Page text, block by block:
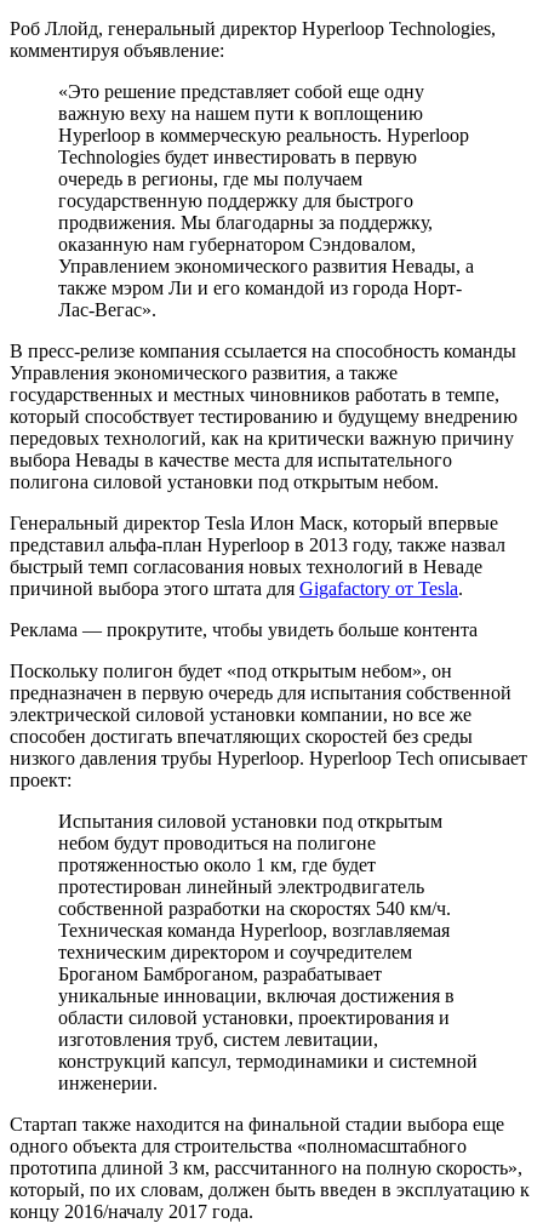
Роб Ллойд, генеральный директор Hyperloop Technologies,
комментируя объявление:
«Это решение представляет собой еще одну
важную веху на нашем пути к воплощению
Hyperloop в коммерческую реальность. Hyperloop
Technologies будет инвестировать в первую
очередь в регионы, где мы получаем
государственную поддержку для быстрого
продвижения. Мы благодарны за поддержку,
оказанную нам губернатором Сэндовалом,
Управлением экономического развития Невады, а
также мэром Ли и его командой из города Норт-
Лас-Вегас».
В пресс-релизе компания ссылается на способность команды
Управления экономического развития, а также
государственных и местных чиновников работать в темпе,
который способствует тестированию и будущему внедрению
передовых технологий, как на критически важную причину
выбора Невады в качестве места для испытательного
полигона силовой установки под открытым небом.
Генеральный директор Tesla Илон Маск, который впервые
представил альфа-план Hyperloop в 2013 году, также назвал
быстрый темп согласования новых технологий в Неваде
причиной выбора этого штата для Gigafactory от Tesla.
Реклама — прокрутите, чтобы увидеть больше контента
Поскольку полигон будет «под открытым небом», он
предназначен в первую очередь для испытания собственной
электрической силовой установки компании, но все же
способен достигать впечатляющих скоростей без среды
низкого давления трубы Hyperloop. Hyperloop Tech описывает
проект:
Испытания силовой установки под открытым
небом будут проводиться на полигоне
протяженностью около 1 км, где будет
протестирован линейный электродвигатель
собственной разработки на скоростях 540 км/ч.
Техническая команда Hyperloop, возглавляемая
техническим директором и соучредителем
Броганом Бамброганом, разрабатывает
уникальные инновации, включая достижения в
области силовой установки, проектирования и
изготовления труб, систем левитации,
конструкций капсул, термодинамики и системной
инженерии.
Стартап также находится на финальной стадии выбора еще
одного объекта для строительства «полномасштабного
прототипа длиной 3 км, рассчитанного на полную скорость»,
который, по их словам, должен быть введен в эксплуатацию к
концу 2016/началу 2017 года.